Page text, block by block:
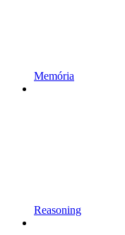
Memória
Reasoning